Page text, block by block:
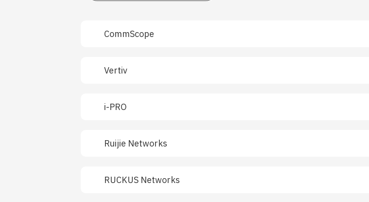
CommScope
Vertiv
i-PRO
Ruijie Networks
RUCKUS Networks